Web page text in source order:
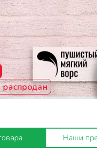
распродан
Наши